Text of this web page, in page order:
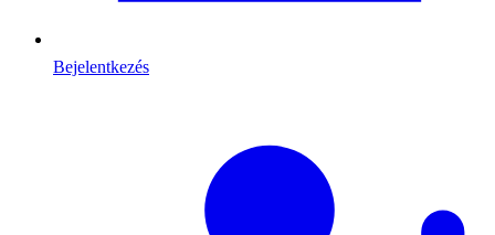
Bejelentkezés